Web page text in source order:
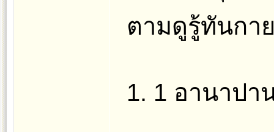
ตามดูรู้ทันกา
1. 1 อานาปา